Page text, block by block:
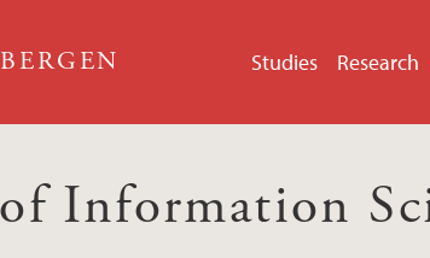
Studies Research
Information